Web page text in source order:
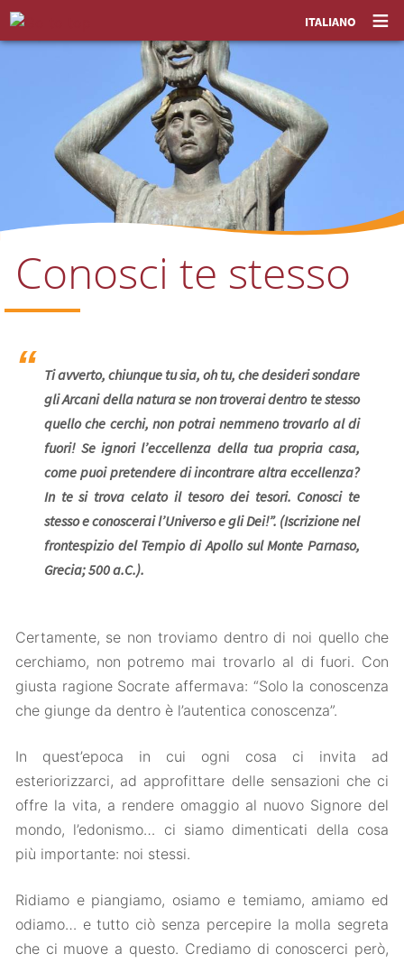
ITALIANO
Conosci te stesso
Ti avverto, chiunque tu sia, oh tu, che desideri sondare
gli Arcani della natura se non troverai dentro te stesso
quello che cerchi, non potrai nemmeno trovarlo al di
fuori! Se ignori l’eccellenza della tua propria casa,
come puoi pretendere di incontrare altra eccellenza?
In te si trova celato il tesoro dei tesori. Conosci te
stesso e conoscerai l’Universo e gli Dei!”. (Iscrizione nel
frontespizio del Tempio di Apollo sul Monte Parnaso,
Grecia; 500 a.C.).
Certamente, se non troviamo dentro di noi quello che
cerchiamo, non potremo mai trovarlo al di fuori. Con
giusta ragione Socrate affermava: “Solo la conoscenza
che giunge da dentro è l’autentica conoscenza”.
In quest’epoca in cui ogni cosa ci invita ad
esteriorizzarci, ad approfittare delle sensazioni che ci
offre la vita, a rendere omaggio al nuovo Signore del
mondo, l’edonismo… ci siamo dimenticati della cosa
più importante: noi stessi.
Ridiamo e piangiamo, osiamo e temiamo, amiamo ed
odiamo… e tutto ciò senza percepire la molla segreta
che ci muove a questo. Crediamo di conoscerci però,